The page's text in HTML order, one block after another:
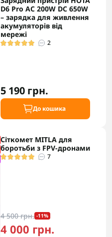
D6 Pro AC 200W DC 650W
– зарядка для живлення
акумуляторів від
мережі
2
5 190 грн.
До кошика
Сіткомет MITLA для
боротьби з FPV-дронами
7
4 500 грн. -11%
4 000 грн.